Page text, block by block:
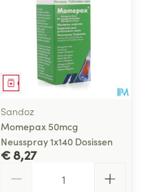
Geneesmiddel
Sandoz
Momepax 50mcg
Neusspray 1x140 Dosissen
€ 8,27